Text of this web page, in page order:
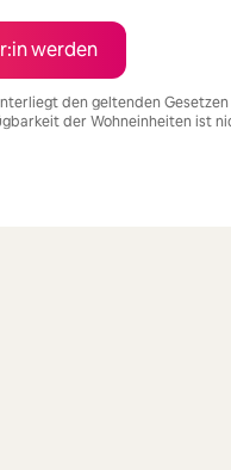
werden
den geltenden
der Wohneinheiten ist